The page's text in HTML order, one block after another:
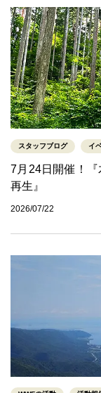
スタッフブログ イ
7月24日開催！
再生』
2026/07/22